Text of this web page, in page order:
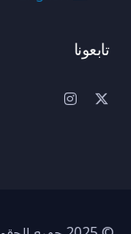
تابعونا